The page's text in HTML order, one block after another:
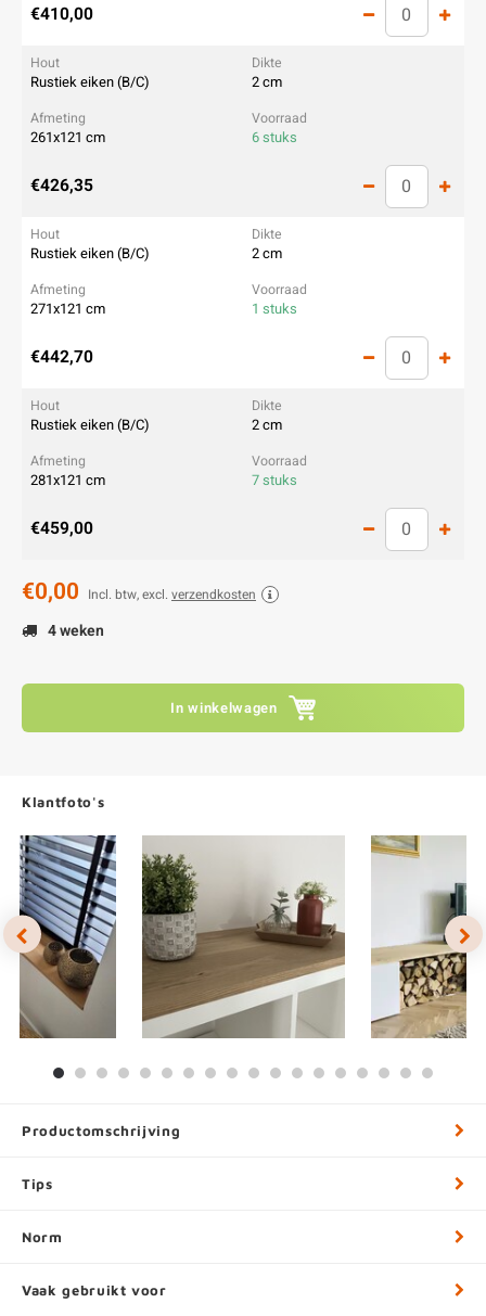
€410,00
Rustiek eiken (B/C) 2 cm
261x121 cm 6 stuks
€426,35
Rustiek eiken (B/C) 2 cm
271x121 cm 1 stuks
€442,70
Rustiek eiken (B/C) 2 cm
281x121 cm 7 stuks
€459,00
€0,00 Incl. btw, excl. verzendkosten
4 weken
In winkelwagen
Klantfoto's
Productomschrijving
Tips
Norm
Vaak gebruikt voor